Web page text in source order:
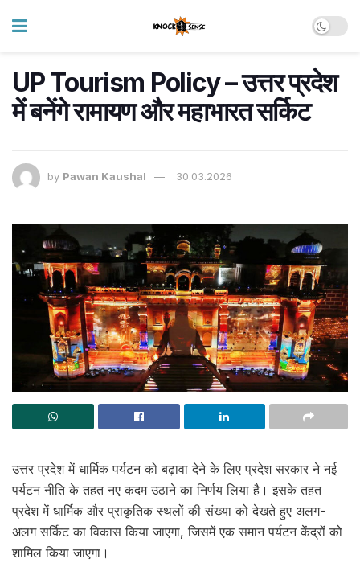
UP Tourism Policy – उत्तर प्रदेश
में बनेंगे रामायण और महाभारत सर्किट
by Pawan Kaushal 30.03.2026
उत्तर प्रदेश में धार्मिक पर्यटन को बढ़ावा देने के लिए प्रदेश सरकार ने नई
पर्यटन नीति के तहत नए कदम उठाने का निर्णय लिया है। इसके तहत
प्रदेश में धार्मिक और प्राकृतिक स्थलों की संख्या को देखते हुए अलग-
अलग सर्किट का विकास किया जाएगा, जिसमें एक समान पर्यटन केंद्रों को
शामिल किया जाएगा।